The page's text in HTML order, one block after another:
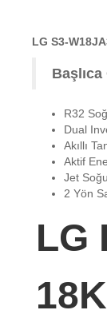
LG S3-
R32
Dual
Akıllı
Aktif
Jet
2 Yön
LG